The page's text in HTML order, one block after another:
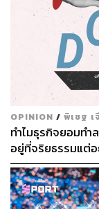
OPINION / พิเชฐ
ทำไมธุรกิจยอมทำ
อยู่ที่จริยธรรมแต่